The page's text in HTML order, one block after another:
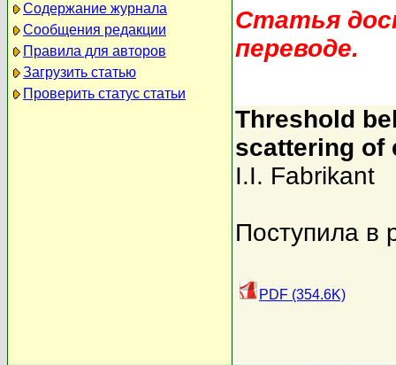
Содержание журнала
Сообщения редакции
Правила для авторов
Загрузить статью
Проверить статус статьи
Статья
переводе.
Threshold
scattering of
I.I. Fabrikant
Поступила в
PDF (354.6K)